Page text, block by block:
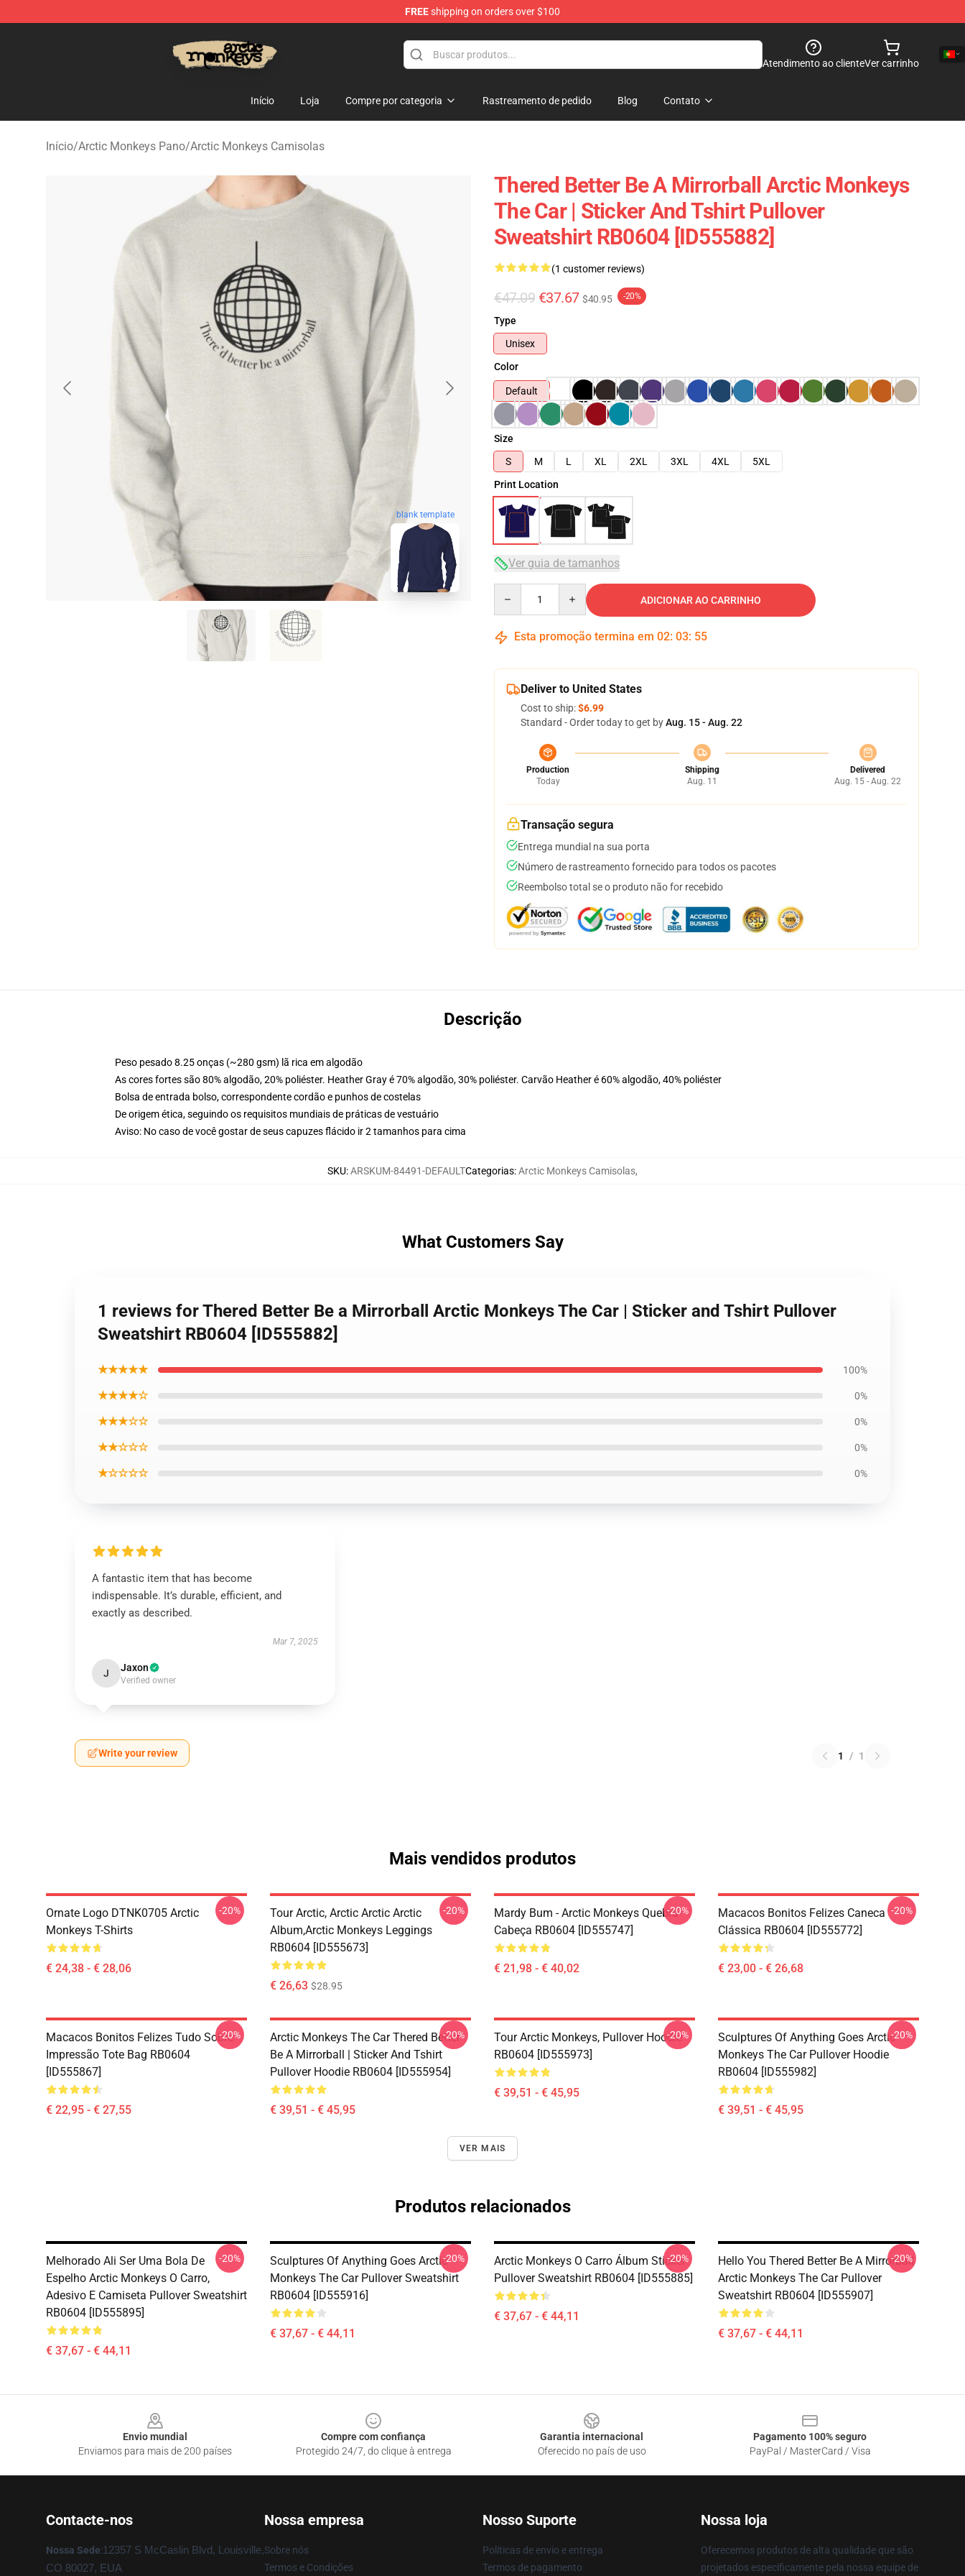
FREEshipping on orders over $100
Atendimento ao clienteVer carrinho
Início Loja Compre por categoria Rastreamento de pedido Blog Contato
Início/Arctic Monkeys Pano/Arctic Monkeys Camisolas
blank template
Thered Better Be A Mirrorball Arctic Monkeys
The Car | Sticker And Tshirt Pullover
Sweatshirt RB0604 [ID555882]
(1 customer reviews)
€47.09 €37.67 $40.95 -20%
Type
Unisex
Color
Default
Size
S
M L XL 2XL 3XL 4XL
5XL
Print Location
Ver guia de tamanhos
ADICIONAR AO CARRINHO
Esta promoção termina em 02: 03: 54
Deliver to United States
Cost to ship:$6.99
Standard - Order today to get byAug. 15 - Aug. 22
Production
Today
Shipping
Aug. 11
Delivered
Aug. 15 - Aug. 22
Transação segura
Entrega mundial na sua porta
Número de rastreamento fornecido para todos os pacotes
Reembolso total se o produto não for recebido
Descrição
Peso pesado 8.25 onças (~280 gsm) lã rica em algodão
As cores fortes são 80% algodão, 20% poliéster. Heather Gray é 70% algodão, 30% poliéster. Carvão Heather é 60% algodão, 40% poliéster
Bolsa de entrada bolso, correspondente cordão e punhos de costelas
De origem ética, seguindo os requisitos mundiais de práticas de vestuário
Aviso: No caso de você gostar de seus capuzes flácido ir 2 tamanhos para cima
SKU:ARSKUM-84491-DEFAULTCategorias:Arctic Monkeys Camisolas,
What Customers Say
1 reviews for Thered Better Be a Mirrorball Arctic Monkeys The Car | Sticker and Tshirt Pullover
Sweatshirt RB0604 [ID555882]
★★★★★ 100%
★★★★☆ 0%
★★★☆☆ 0%
★★☆☆☆ 0%
★☆☆☆☆ 0%
A fantastic item that has become
indispensable. It’s durable, efficient, and
exactly as described.
Mar 7, 2025
J Jaxon
Verified owner
Write your review 1 / 1
Mais vendidos produtos
Ornate Logo DTNK0705 Arctic
Monkeys T-Shirts
€ 24,38 - € 28,06
-20%
Tour Arctic, Arctic Arctic Arctic
Album,arctic Monkeys Leggings
RB0604 [ID555673]
€ 26,63 $28.95
-20%
Mardy Bum - Arctic Monkeys Quebra-
Cabeça RB0604 [ID555747]
€ 21,98 - € 40,02
-20%
Macacos Bonitos Felizes Caneca
Clássica RB0604 [ID555772]
€ 23,00 - € 26,68
-20%
Macacos Bonitos Felizes Tudo Sobre
Impressão Tote Bag RB0604
[ID555867]
€ 22,95 - € 27,55
-20%
Arctic Monkeys The Car Thered Better
Be A Mirrorball | Sticker And Tshirt
Pullover Hoodie RB0604 [ID555954]
€ 39,51 - € 45,95
-20%
Tour Arctic Monkeys, Pullover Hoodie
RB0604 [ID555973]
€ 39,51 - € 45,95
-20%
Sculptures Of Anything Goes Arctic
Monkeys The Car Pullover Hoodie
RB0604 [ID555982]
€ 39,51 - € 45,95
-20%
VER MAIS
Produtos relacionados
Melhorado Ali Ser Uma Bola De
Espelho Arctic Monkeys O Carro,
Adesivo E Camiseta Pullover Sweatshirt
RB0604 [ID555895]
€ 37,67 - € 44,11
-20%
Sculptures Of Anything Goes Arctic
Monkeys The Car Pullover Sweatshirt
RB0604 [ID555916]
€ 37,67 - € 44,11
-20%
Arctic Monkeys O Carro Álbum Sticker
Pullover Sweatshirt RB0604 [ID555885]
€ 37,67 - € 44,11
-20%
Hello You Thered Better Be A Mirrorball
Arctic Monkeys The Car Pullover
Sweatshirt RB0604 [ID555907]
€ 37,67 - € 44,11
-20%
Envio mundial
Enviamos para mais de 200 países
Compre com confiança
Protegido 24/7, do clique à entrega
Garantia internacional
Oferecido no país de uso
Pagamento 100% seguro
PayPal / MasterCard / Visa
Contacte-nos
Nossa Sede:12357 S McCaslin Blvd, Louisville,
CO 80027, EUA
Nossa empresa
Sobre nós
Termos e Condições
Nosso Suporte
Políticas de envio e entrega
Termos de pagamento
Nossa loja
Oferecemos produtos de alta qualidade que são
projetados especificamente pela nossa equipe de